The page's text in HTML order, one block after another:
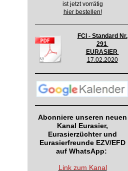
ist jetzt vorrätig
hier bestellen!
FCI - Standard Nr.
291
EURASIER
17.02.2020
Abonniere unseren neuen
Kanal Eurasier,
Eurasierzüchter und
Eurasierfreunde EZV/EFD
auf WhatsApp:
Link zum Kanal